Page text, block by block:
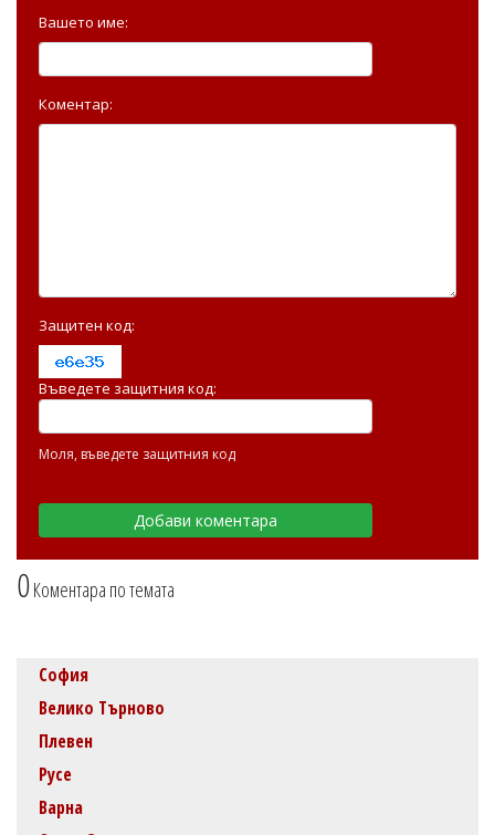
0Коментара по темата
Вашето име:
Коментар:
Защитен код:
Въведете защитния код:
Моля, въведете защитния код
София
Велико Търново
Плевен
Русе
Варна